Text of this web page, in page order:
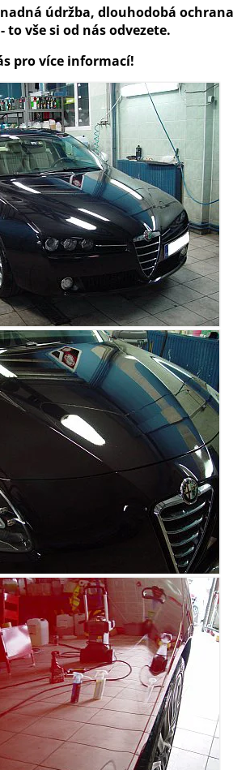
údržba, dlouhodobá ochrana
to vše si od nás odvezete.
pro více informací!